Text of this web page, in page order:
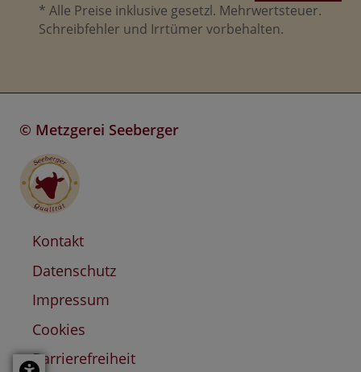
* Alle Preise inklusive gesetzl. Mehrwertsteuer.
Schreibfehler und Irrtümer vorbehalten.
© Metzgerei Seeberger
Kontakt
Datenschutz
Impressum
Cookies
Barrierefreiheit